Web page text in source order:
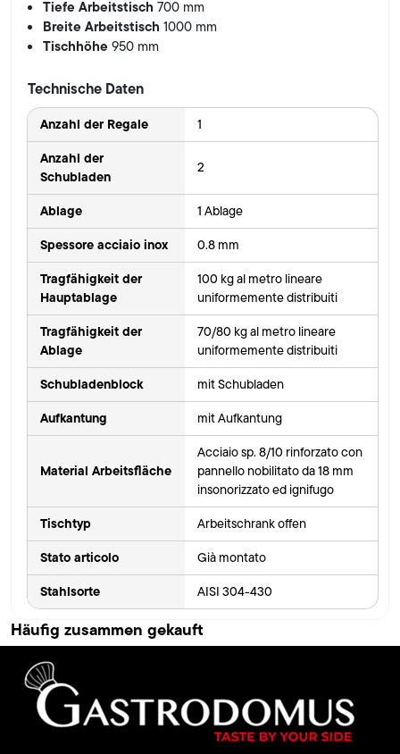
Tiefe Arbeitstisch700 mm
Breite Arbeitstisch1000 mm
Tischhöhe950 mm
Technische Daten
Anzahl der Regale 1
Anzahl der
Schubladen
2
Ablage 1 Ablage
Spessore acciaio inox 0.8 mm
Tragfähigkeit der
Hauptablage
100 kg al metro lineare
uniformemente distribuiti
Tragfähigkeit der
Ablage
70/80 kg al metro lineare
uniformemente distribuiti
Schubladenblock mit Schubladen
Aufkantung mit Aufkantung
Material Arbeitsfläche
Acciaio sp. 8/10 rinforzato con
pannello nobilitato da 18 mm
insonorizzato ed ignifugo
Tischtyp Arbeitschrank offen
Stato articolo Già montato
Stahlsorte AISI 304-430
Häufig zusammen gekauft